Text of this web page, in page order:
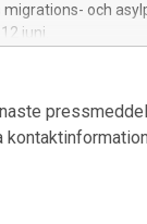
migrations- och
juni.